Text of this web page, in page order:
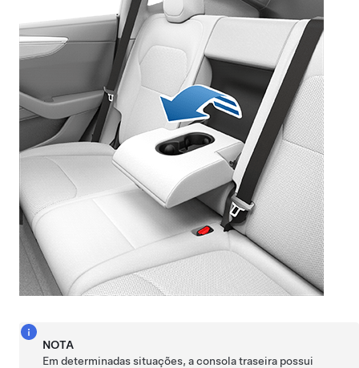
NOTA
Em determinadas situações, a consola traseira possui